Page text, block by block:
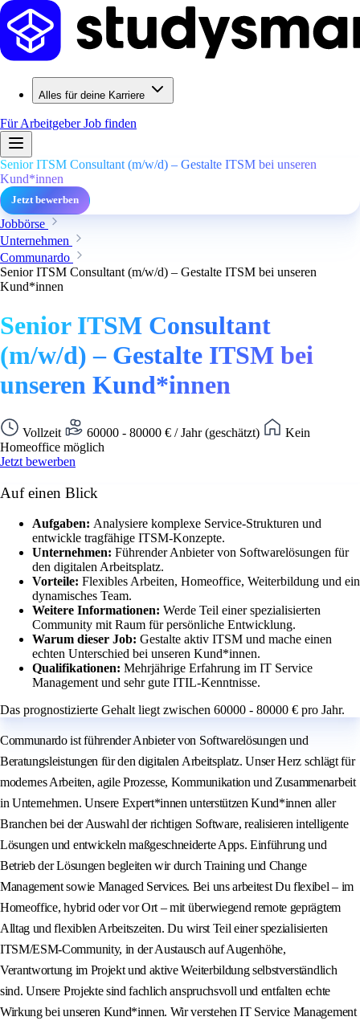
Alles für deine Karriere
Für ArbeitgeberJob finden
Senior ITSM Consultant (m/w/d) – Gestalte ITSM bei unseren
Kund*innen
Jetzt bewerben
Jobbörse
Unternehmen
Communardo
Senior ITSM Consultant (m/w/d) – Gestalte ITSM bei unseren
Kund*innen
Senior ITSM Consultant
(m/w/d) – Gestalte ITSM bei
unseren Kund*innen
Vollzeit 60000 - 80000 € / Jahr (geschätzt)
Kein
Homeoffice möglich
Jetzt bewerben
Auf einen Blick
Aufgaben: Analysiere komplexe Service-Strukturen und
entwickle tragfähige ITSM-Konzepte.
Unternehmen: Führender Anbieter von Softwarelösungen für
den digitalen Arbeitsplatz.
Vorteile: Flexibles Arbeiten, Homeoffice, Weiterbildung und ein
dynamisches Team.
Weitere Informationen: Werde Teil einer spezialisierten
Community mit Raum für persönliche Entwicklung.
Warum dieser Job: Gestalte aktiv ITSM und mache einen
echten Unterschied bei unseren Kund*innen.
Qualifikationen: Mehrjährige Erfahrung im IT Service
Management und sehr gute ITIL-Kenntnisse.
Das prognostizierte Gehalt liegt zwischen 60000 - 80000 € pro Jahr.
Communardo ist führender Anbieter von Softwarelösungen und
Beratungsleistungen für den digitalen Arbeitsplatz. Unser Herz schlägt für
modernes Arbeiten, agile Prozesse, Kommunikation und Zusammenarbeit
in Unternehmen. Unsere Expert*innen unterstützen Kund*innen aller
Branchen bei der Auswahl der richtigen Software, realisieren intelligente
Lösungen und entwickeln maßgeschneiderte Apps. Einführung und
Betrieb der Lösungen begleiten wir durch Training und Change
Management sowie Managed Services. Bei uns arbeitest Du flexibel – im
Homeoffice, hybrid oder vor Ort – mit überwiegend remote geprägtem
Alltag und flexiblen Arbeitszeiten. Du wirst Teil einer spezialisierten
ITSM/ESM‑Community, in der Austausch auf Augenhöhe,
Verantwortung im Projekt und aktive Weiterbildung selbstverständlich
sind. Unsere Projekte sind fachlich anspruchsvoll und entfalten echte
Wirkung bei unseren Kund*innen. Wir verstehen IT Service Management